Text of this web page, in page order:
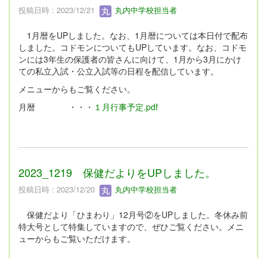
投稿日時 : 2023/12/21 丸内中学校担当者
1月暦をUPしました。なお、1月暦については本日付で配布
しました。コドモンについてもUPしています。なお、コドモ
ンには3年生の保護者の皆さんに向けて、1月から3月にかけ
ての私立入試・公立入試等の日程を配信しています。
メニューからもご覧ください。
月暦 ・・・ １月行事予定.pdf
2023_1219 保健だよりをUPしました。
投稿日時 : 2023/12/20 丸内中学校担当者
保健だより「ひまわり」12月号②をUPしました。冬休み前
特大号として特集していますので、ぜひご覧ください。メニ
ューからもご覧いただけます。